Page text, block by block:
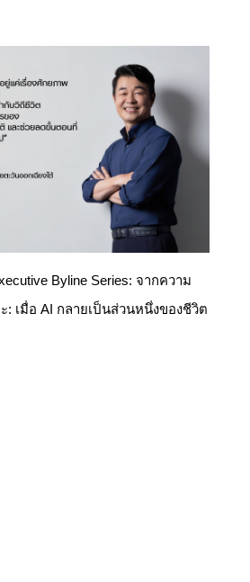
Byline Series: จากความ
: เมื่อ AI กลายเป็นส่วนหนึ่งของชีวิต